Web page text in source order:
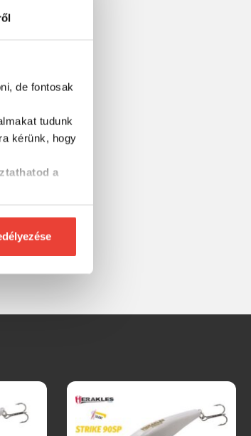
de fontosak
tudunk
kérünk, hogy
a